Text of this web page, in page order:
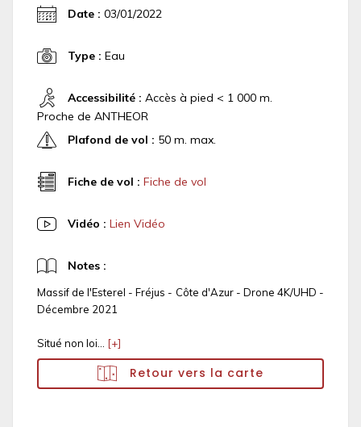
Date : 03/01/2022
Type : Eau
Accessibilité : Accès à pied < 1 000 m.
Proche de ANTHEOR
Plafond de vol : 50 m. max.
Fiche de vol : Fiche de vol
Vidéo : Lien Vidéo
Notes :
Massif de l'Esterel - Fréjus - Côte d'Azur - Drone 4K/UHD -
Décembre 2021
Situé non loi... [+]
Retour vers la carte